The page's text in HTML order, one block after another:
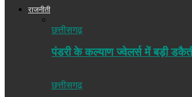
राजनीती
छत्तीसगढ़
पंडरी के कल्याण ज्वेलर्स में बड़ी
छत्तीसगढ़